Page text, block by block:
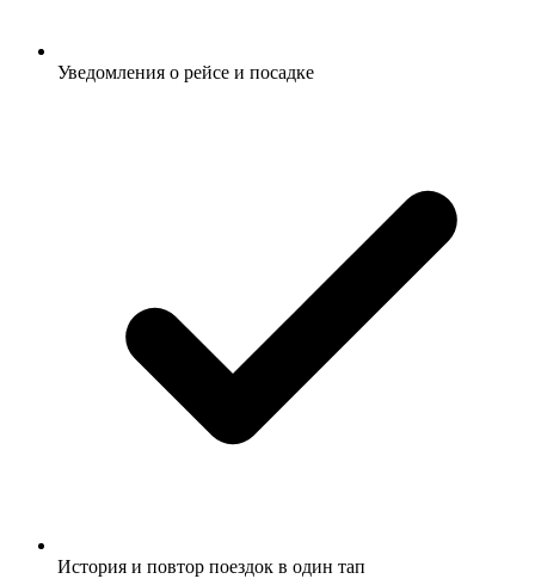
Уведомления о рейсе и посадке
История и повтор поездок в один тап